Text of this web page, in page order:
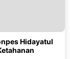
Hidayatul